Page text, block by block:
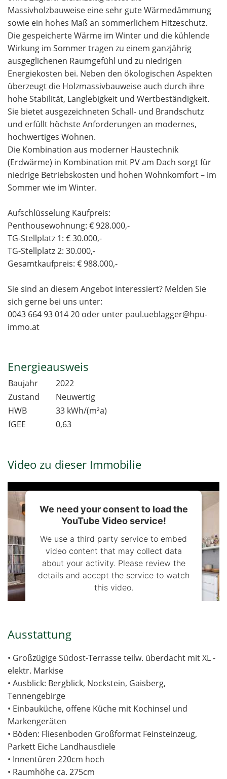
Massivholzbauweise eine sehr gute Wärmedämmung
sowie ein hohes Maß an sommerlichem Hitzeschutz.
Die gespeicherte Wärme im Winter und die kühlende
Wirkung im Sommer tragen zu einem ganzjährig
ausgeglichenen Raumgefühl und zu niedrigen
Energiekosten bei. Neben den ökologischen Aspekten
überzeugt die Holzmassivbauweise auch durch ihre
hohe Stabilität, Langlebigkeit und Wertbeständigkeit.
Sie bietet ausgezeichneten Schall- und Brandschutz
und erfüllt höchste Anforderungen an modernes,
hochwertiges Wohnen.
Die Kombination aus moderner Haustechnik
(Erdwärme) in Kombination mit PV am Dach sorgt für
niedrige Betriebskosten und hohen Wohnkomfort – im
Sommer wie im Winter.
Aufschlüsselung Kaufpreis:
Penthousewohnung: € 928.000,-
TG-Stellplatz 1: € 30.000,-
TG-Stellplatz 2: 30.000,-
Gesamtkaufpreis: € 988.000,-
Sie sind an diesem Angebot interessiert? Melden Sie
sich gerne bei uns unter:
0043 664 93 014 20 oder unter paul.ueblagger@hpu-
immo.at
Energieausweis
Baujahr
2022
Zustand
Neuwertig
HWB
33 kWh/(m²a)
fGEE
0,63
Video zu dieser Immobilie
We need your consent to load the
YouTube Video service!
We use a third party service to embed
video content that may collect data
about your activity. Please review the
details and accept the service to watch
this video.
Ausstattung
• Großzügige Südost-Terrasse teilw. überdacht mit XL -
elektr. Markise
• Ausblick: Bergblick, Nockstein, Gaisberg,
Tennengebirge
• Einbauküche, offene Küche mit Kochinsel und
Markengeräten
• Böden: Fliesenboden Großformat Feinsteinzeug,
Parkett Eiche Landhausdiele
• Innentüren 220cm hoch
• Raumhöhe ca. 275cm